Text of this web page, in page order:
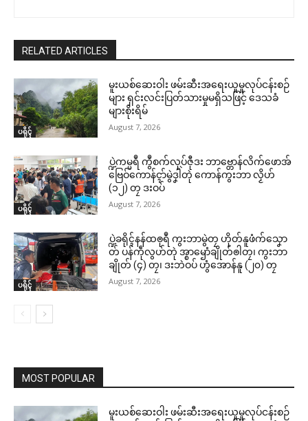
RELATED ARTICLES
ပရိုၚ်
မူးယစ်ဆေးဝါး ဖမ်းဆီးအရေးယူမှုလုပ်ငန်းစဉ်
များ ရှင်းလင်းပြတ်သားမှုမရှိသဖြင့် ဒေသခံ
များစိုးရိမ်
August 7, 2026
ပရိုၚ်
ပ္ဍဲကမ္မရဳ ကွဳစက်လုပ်ဇီုဒး ဘာဗ္တောန်လိက်ဖောအ်
ဗြေဝ်ကောန်ၚာ်မွဲဒၞါဲတုဲ ကောန်ကွးဘာ လၟိဟ်
(၁၂) တၠ ဒးဝပ်
August 7, 2026
ပရိုၚ်
ပ္ဍဲခရိုၚ်နန်ထၜုရဳ ကွးဘာမွဲတၠ ဟိုတ်နူဖံက်သၞော
တ် ပန်ကဵုလွဟ်တုဲ အ္စာၝောံချိုတ်ၜါတၠ၊ ကွးဘာ
ချိုတ် (၄) တၠ၊ ဒးဘဲဝပ် ဟွံအောန်နူ (၂၀) တၠ
August 7, 2026
MOST POPULAR
မူးယစ်ဆေးဝါး ဖမ်းဆီးအရေးယူမှုလုပ်ငန်းစဉ်